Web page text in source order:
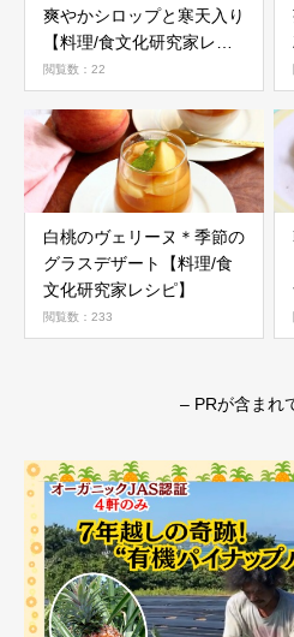
爽やかシロップと寒天入り
【料理/食文化研究家レシ
ピ】
閲覧数：22
白桃のヴェリーヌ＊季節の
グラスデザート【料理/食
文化研究家レシピ】
閲覧数：233
– PRが含まれ